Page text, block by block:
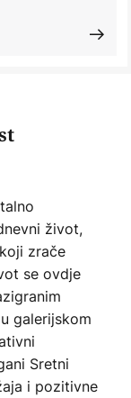
život,
zrače
se ovdje
galerijskom
Sretni
i pozitivne